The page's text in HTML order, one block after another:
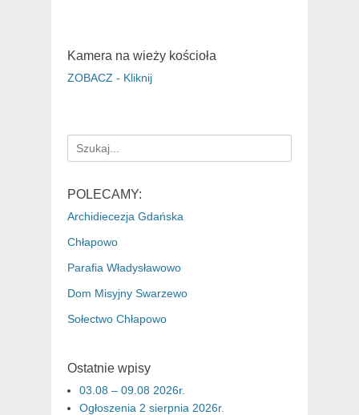
Kamera na wieży kościoła
ZOBACZ - Kliknij
Search
for:
POLECAMY:
Archidiecezja Gdańska
Chłapowo
Parafia Władysławowo
Dom Misyjny Swarzewo
Sołectwo Chłapowo
Ostatnie wpisy
03.08 – 09.08 2026r.
Ogłoszenia 2 sierpnia 2026r.